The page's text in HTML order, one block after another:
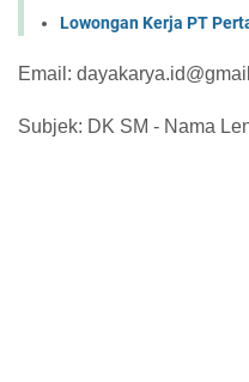
Lowongan Kerja PT
Email:
Subjek: DK SM - Nama